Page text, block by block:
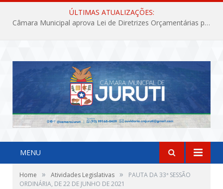
ÚLTIMAS ATUALIZAÇÕES:
Câmara Municipal aprova Lei de Diretrizes Orçamentárias para o exercício financeiro de 2027
MENU
Home » Atividades Legislativas »
PAUTA DA 33ª SESSÃO
ORDINÁRIA, DE 22 DE JUNHO DE 2021